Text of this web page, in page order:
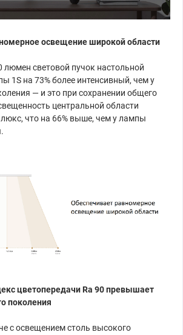
освещение широкой области
люмен световой пучок настольной
1S на 73% более интенсивный, чем у
— и это при сохранении общего
центральной области
что на 66% выше, чем у лампы
цветопередачи Ra 90 превышает
поколения
с освещением столь высокого